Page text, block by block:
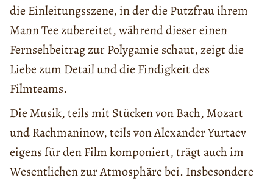
die Einleitungsszene, in der die Putzfrau ihrem
Mann Tee zubereitet, während dieser einen
Fernsehbeitrag zur Polygamie schaut, zeigt die
Liebe zum Detail und die Findigkeit des
Filmteams.
Die Musik, teils mit Stücken von Bach, Mozart
und Rachmaninow, teils von Alexander Yurtaev
eigens für den Film komponiert, trägt auch im
Wesentlichen zur Atmosphäre bei. Insbesondere